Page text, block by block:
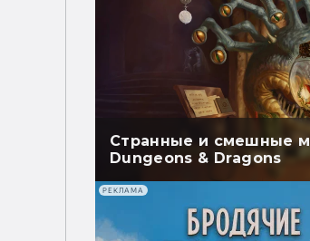
Странные и смешные
Dungeons & Dragons
РЕКЛАМА